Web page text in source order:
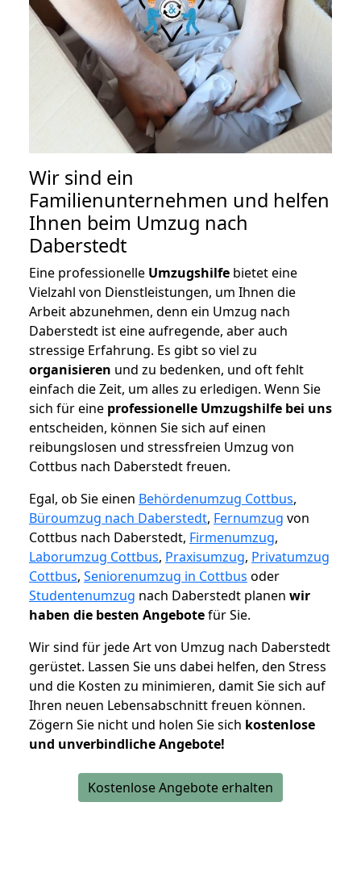
Wir sind ein
Familienunternehmen und helfen
Ihnen beim Umzug nach
Daberstedt
Eine professionelle Umzugshilfe bietet eine
Vielzahl von Dienstleistungen, um Ihnen die
Arbeit abzunehmen, denn ein Umzug nach
Daberstedt ist eine aufregende, aber auch
stressige Erfahrung. Es gibt so viel zu
organisieren und zu bedenken, und oft fehlt
einfach die Zeit, um alles zu erledigen. Wenn Sie
sich für eine professionelle Umzugshilfe bei uns
entscheiden, können Sie sich auf einen
reibungslosen und stressfreien Umzug von
Cottbus nach Daberstedt freuen.
Egal, ob Sie einen Behördenumzug Cottbus,
Büroumzug nach Daberstedt, Fernumzug von
Cottbus nach Daberstedt, Firmenumzug,
Laborumzug Cottbus, Praxisumzug, Privatumzug
Cottbus, Seniorenumzug in Cottbus oder
Studentenumzug nach Daberstedt planen wir
haben die besten Angebotefür Sie.
Wir sind für jede Art von Umzug nach Daberstedt
gerüstet. Lassen Sie uns dabei helfen, den Stress
und die Kosten zu minimieren, damit Sie sich auf
Ihren neuen Lebensabschnitt freuen können.
Zögern Sie nicht und holen Sie sich kostenlose
und unverbindliche Angebote!
Kostenlose Angebote erhalten